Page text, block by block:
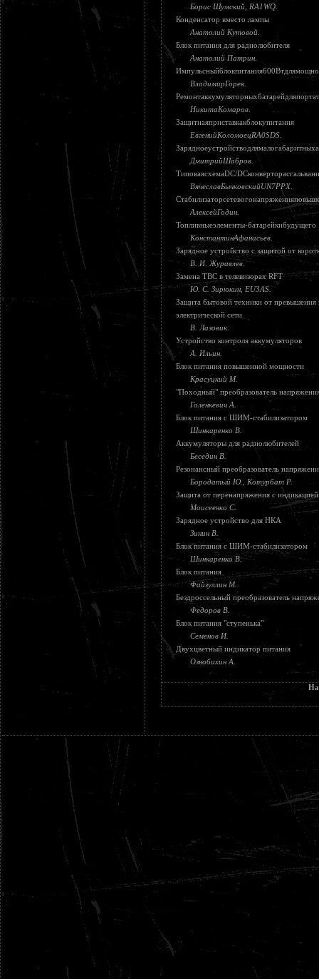
Борис Шумский, RA1WQ.
Конденсатор вместо лампы
Анатолий Кутовой.
Блок питания для радиолюбителя
Анатолий Патрин.
ВладимирГорев.
НикитаКомаров.
Защитнаяприставкакблокупитания
ЕвгенийКоломоецRA0SDS.
ДмитрийШабров.
ТиповаясхемаDC/
ВячеславБычковскийUN7PPX.
АлексейГодин.
Топливныеэлементы-батарейкибудущего
КонстантинАфанасьев.
Зарядное устройство с защитой от
В. И. Журавлев.
Замена ТВС в телевизорах RFT
Ю. С. Зирюкин, EU3AS.
Защита бытовой техники от
электрической сети
В. Лазовик.
Устройство контроля аккумуляторов
А. Ильин.
Блок питания повышенной мощности
Красуцкий М.
"Походный" преобразователь
Голенкевич А.
Блок питания с ШИМ-стабилизатором
Шинкаренко В.
Аккумуляторы для радиолюбителей
Беседин В.
Резонансный преобразователь
Бородатый Ю., Котурбат Р.
Защита от перенапряжения с индикацией
Моисеенко С.
Зарядное устройство для НКА
Зинин В.
Блок питания с ШИМ-стабилизатором
Шинкаренко В.
Блок питания
Файзуллин М.
Бездроссельный преобразователь
Федоров В.
Блок питания "ступенька"
Семенов И.
Двухцветный индикатор питания
Ознобихин А.